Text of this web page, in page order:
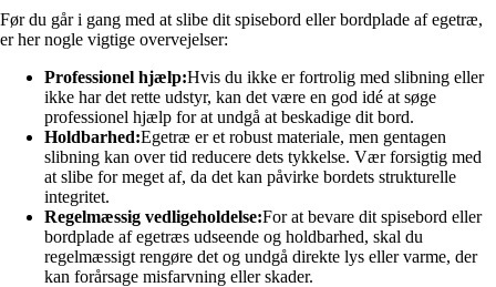
Før du går i gang med at slibe dit spisebord eller bordplade af egetræ,
er her nogle vigtige overvejelser:
Professionel hjælp:Hvis du ikke er fortrolig med slibning eller
ikke har det rette udstyr, kan det være en god idé at søge
professionel hjælp for at undgå at beskadige dit bord.
Holdbarhed:Egetræ er et robust materiale, men gentagen
slibning kan over tid reducere dets tykkelse. Vær forsigtig med
at slibe for meget af, da det kan påvirke bordets strukturelle
integritet.
Regelmæssig vedligeholdelse:For at bevare dit spisebord eller
bordplade af egetræs udseende og holdbarhed, skal du
regelmæssigt rengøre det og undgå direkte lys eller varme, der
kan forårsage misfarvning eller skader.